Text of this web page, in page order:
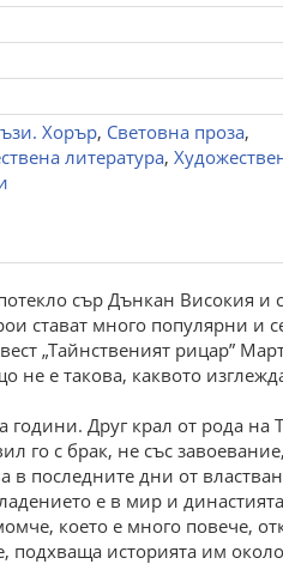
Хорър, Световна проза,
литература,
сър Дънкан Високия и
стават много популярни
„Тайнственият рицар”
е такова, каквото
години. Друг крал от рода
го с брак, не със
в последните дни от
е в мир и
което е много повече,
подхваща историята им